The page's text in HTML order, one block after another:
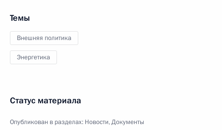
Темы
Внешняя политика
Энергетика
Статус материала
Опубликован в разделах: Новости,Документы